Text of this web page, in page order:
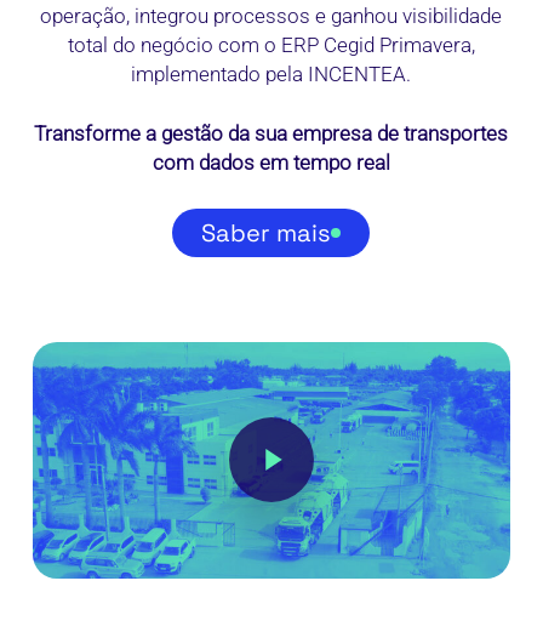
operação, integrou processos e ganhou visibilidade
total do negócio com o ERP Cegid Primavera,
implementado pela INCENTEA.
Transforme a gestão da sua empresa de transportes
com dados em tempo real
Saber mais
Play Video
Play Video